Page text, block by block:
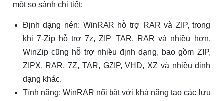
một so sánh chi tiết:
Định dạng nén: WinRAR hỗ trợ RAR và ZIP, trong
khi 7-Zip hỗ trợ 7z, ZIP, TAR, RAR và nhiều hơn.
WinZip cũng hỗ trợ nhiều định dạng, bao gồm ZIP,
ZIPX, RAR, 7Z, TAR, GZIP, VHD, XZ và nhiều định
dạng khác.
Tính năng: WinRAR nổi bật với khả năng tạo các lưu